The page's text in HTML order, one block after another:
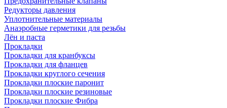
Редукторы давления
Уплотнительные материалы
Анаэробные герметики для резьбы
Лён и паста
Прокладки
Прокладки для кранбуксы
Прокладки для фланцев
Прокладки круглого сечения
Прокладки плоские паронит
Прокладки плоские резиновые
Прокладки плоские Фибра